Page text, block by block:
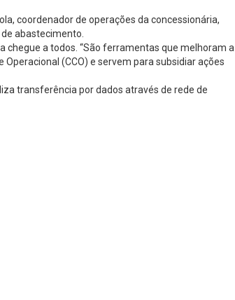
coordenador de operações da concessionária,
abastecimento.
a todos. “São ferramentas que melhoram a
(CCO) e servem para subsidiar ações
transferência por dados através de rede de